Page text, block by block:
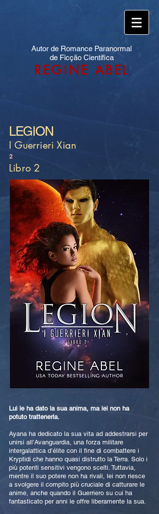
Autor de Romance Paranormal
de Ficção Científica
REGINE ABEL
LEGION
I Guerrieri Xian
2
Libro 2
Lui le ha dato la sua anima, ma lei non ha
potuto trattenerla.
Ayana ha dedicato la sua vita ad addestrarsi per
unirsi all’Avanguardia, una forza militare
intergalattica d’élite con il fine di combattere i
Kryptidi che hanno quasi distrutto la Terra. Solo i
più potenti sensitivi vengono scelti. Tuttavia,
mentre il suo potere non ha rivali, lei non riesce
a svolgere il compito più cruciale di catturare le
anime, anche quando il Guerriero su cui ha
fantasticato per anni le offre liberamente la sua.